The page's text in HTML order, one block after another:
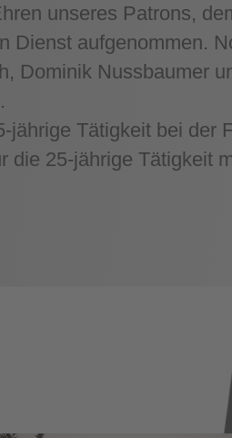
unseres Patrons,
Dienst aufgenommen.
Dominik Nussbaumer
jährige Tätigkeit bei der
die 25-jährige Tätigkeit